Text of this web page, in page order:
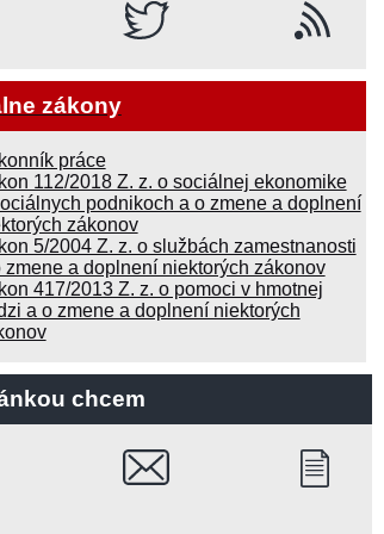
zákony
práce
112/2018 Z. z. o sociálnej ekonomike
podnikoch a o zmene a doplnení
zákonov
5/2004 Z. z. o službách zamestnanosti
zmene a doplnení niektorých zákonov
417/2013 Z. z. o pomoci v hmotnej
a o zmene a doplnení niektorých
chcem